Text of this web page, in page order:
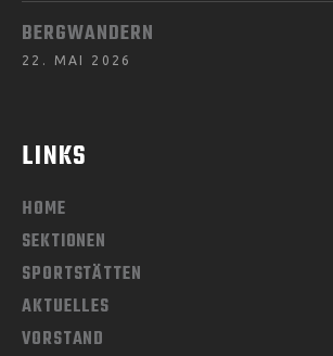
BERGWANDERN
22. MAI 2026
LINKS
HOME
SEKTIONEN
SPORTSTÄTTEN
AKTUELLES
VORSTAND